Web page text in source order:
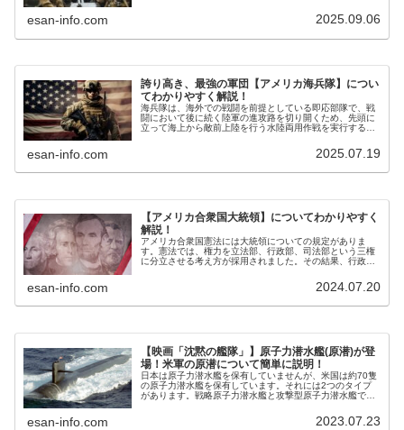
esan-info.com 2025.09.06
誇り高き、最強の軍団【アメリカ海兵隊】につい
てわかりやすく解説！
海兵隊は、海外での戦闘を前提としている即応部隊で、戦
闘において後に続く陸軍の進攻路を切り開くため、先頭に
立って海上から敵前上陸を行う水陸両用作戦を実行する部
esan-info.com 2025.07.19
【アメリカ合衆国大統領】についてわかりやすく
解説！
アメリカ合衆国憲法には大統領についての規定がありま
す。憲法では、権力を立法部、行政部、司法部という三権
に分立させる考え方が採用されました。その結果、行政部
esan-info.com 2024.07.20
【映画「沈黙の艦隊」】原子力潜水艦(原潜)が登
場！米軍の原潜について簡単に説明！
日本は原子力潜水艦を保有していませんが、米国は約70隻
の原子力潜水艦を保有しています。それには2つのタイプ
があります。戦略原子力潜水艦と攻撃型原子力潜水艦で
esan-info.com 2023.07.23